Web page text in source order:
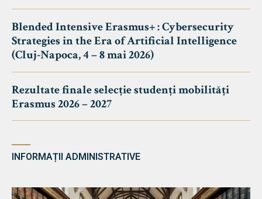
Blended Intensive Erasmus+ : Cybersecurity
Strategies in the Era of Artificial Intelligence
(Cluj-Napoca, 4 – 8 mai 2026)
Rezultate finale selecție studenți mobilități
Erasmus 2026 – 2027
INFORMAȚII ADMINISTRATIVE